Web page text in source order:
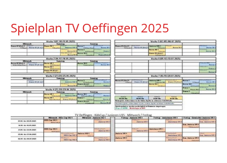
Spielplan TV Oeffingen 2025